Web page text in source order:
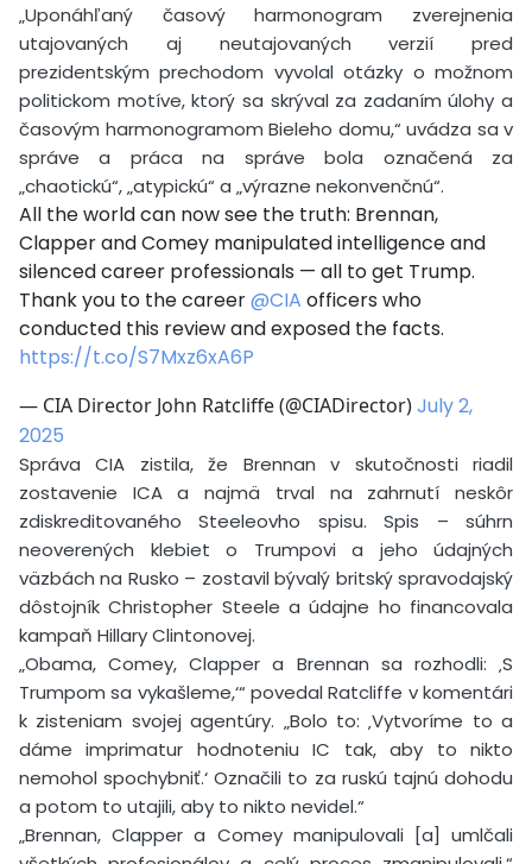
„Uponáhľaný časový harmonogram zverejnenia
utajovaných aj neutajovaných verzií pred
prezidentským prechodom vyvolal otázky o možnom
politickom motíve, ktorý sa skrýval za zadaním úlohy a
časovým harmonogramom Bieleho domu,“ uvádza sa v
správe a práca na správe bola označená za
„chaotickú“, „atypickú“ a „výrazne nekonvenčnú“.
All the world can now see the truth: Brennan,
Clapper and Comey manipulated intelligence and
silenced career professionals — all to get Trump.
Thank you to the career@CIA officers who
conducted this review and exposed the facts.
https://t.co/S7Mxz6xA6P
— CIA Director John Ratcliffe (@CIADirector)July 2,
2025
Správa CIA zistila, že Brennan v skutočnosti riadil
zostavenie ICA a najmä trval na zahrnutí neskôr
zdiskreditovaného Steeleovho spisu. Spis – súhrn
neoverených klebiet o Trumpovi a jeho údajných
väzbách na Rusko – zostavil bývalý britský spravodajský
dôstojník Christopher Steele a údajne ho financovala
kampaň Hillary Clintonovej.
„Obama, Comey, Clapper a Brennan sa rozhodli: ‚S
Trumpom sa vykašleme,‘“ povedal Ratcliffe v komentári
k zisteniam svojej agentúry. „Bolo to: ‚Vytvoríme to a
dáme imprimatur hodnoteniu IC tak, aby to nikto
nemohol spochybniť.‘ Označili to za ruskú tajnú dohodu
a potom to utajili, aby to nikto nevidel.“
„Brennan, Clapper a Comey manipulovali [a] umlčali